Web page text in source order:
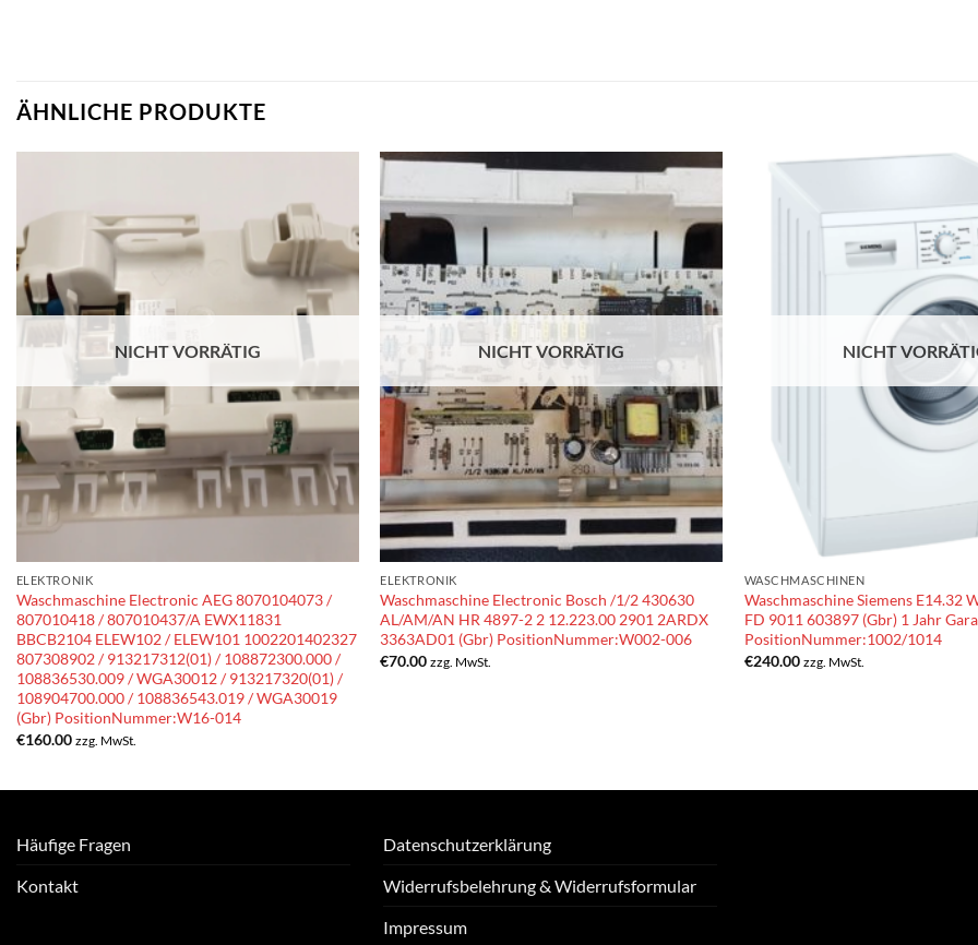
ÄHNLICHE PRODUKTE
NICHT VORRÄTIG
ELEKTRONIK
Waschmaschine Electronic AEG 8070104073 /
807010418 / 807010437/A EWX11831
BBCB2104 ELEW102 / ELEW101 1002201402327
807308902 / 913217312(01) / 108872300.000 /
108836530.009 / WGA30012 / 913217320(01) /
108904700.000 / 108836543.019 / WGA30019
(Gbr) PositionNummer:W16-014
€160.00 zzg. MwSt.
NICHT VORRÄTIG
ELEKTRONIK
Waschmaschine Electronic Bosch /1/2 430630
AL/AM/AN HR 4897-2 2 12.223.00 2901 2ARDX
3363AD01 (Gbr) PositionNummer:W002-006
€70.00 zzg. MwSt.
NICHT
WASCHMASCHINEN
Waschmaschine Siemens E14.32
FD 9011 603897 (Gbr) 1 Jahr
PositionNummer:1002/1014
€240.00 zzg. MwSt.
Häufige Fragen
Kontakt
Datenschutzerklärung
Widerrufsbelehrung & Widerrufsformular
Impressum